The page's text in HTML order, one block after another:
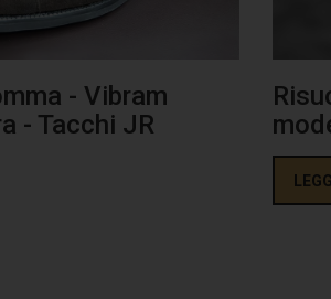
- Vibram
- Tacchi JR